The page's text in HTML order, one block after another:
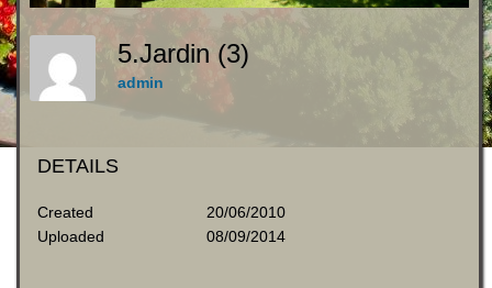
5.jardin (3)
admin
DETAILS
Created
20/06/2010
Uploaded
08/09/2014